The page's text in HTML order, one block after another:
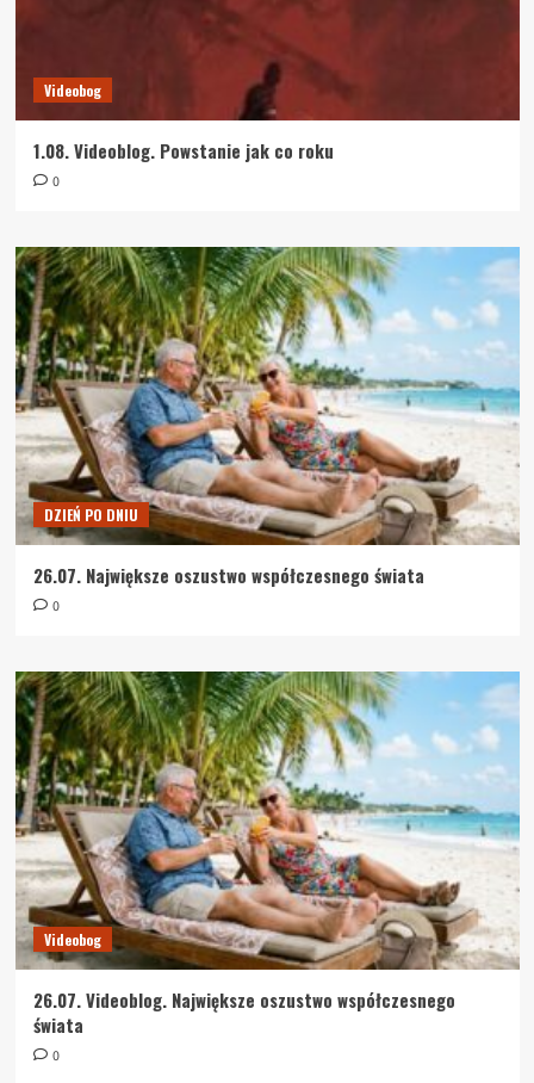
Videobog
1.08. Videoblog. Powstanie jak co roku
0
DZIEŃ PO DNIU
26.07. Największe oszustwo współczesnego świata
0
Videobog
26.07. Videoblog. Największe oszustwo współczesnego
świata
0